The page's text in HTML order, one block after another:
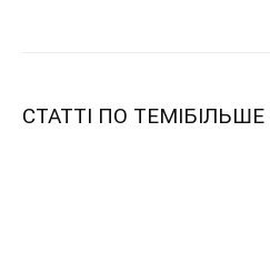
СТАТТІ ПО ТЕМІБІЛЬШЕ